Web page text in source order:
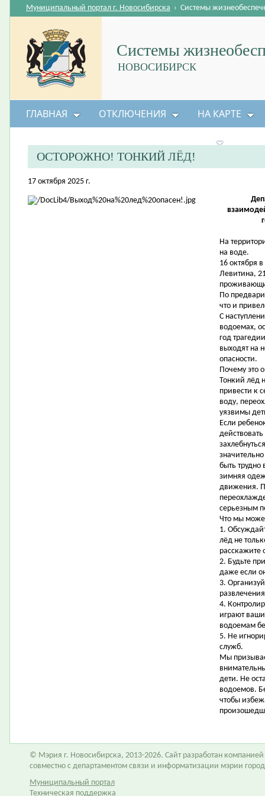
Системы
НОВОСИБИРСК
Муниципальный портал г. Новосибирска › Системы
ГЛАВНАЯ ОТКЛЮЧЕНИЯ НА КАРТЕ
ОСТОРОЖНО! ТОНКИЙ ЛЁД!
17 октября 2025 г.
На
на воде.
16 октября
Левитина,
По
что и
С
водоемах,
год
выходят на
опасности.
Почему это
Тонкий лёд
привести к
воду,
уязвимы
Если
быть трудно
зимняя
движения.
серьезным
Что мы
1.
лёд не
расскажите
2. Будьте
даже если
3.
4.
играют
водоемам
5. Не
служб.
Мы
дети. Не
водоемов.
чтобы
© Мэрия г. Новосибирска, 2013-2026. Сайт разработан компанией
совместно с департаментом связи и информатизации мэрии
Муниципальный портал
Техническая поддержка